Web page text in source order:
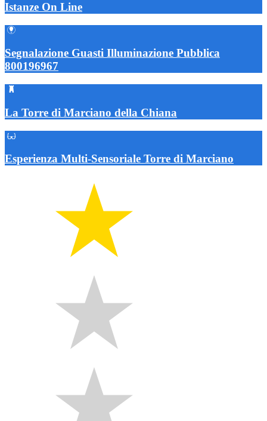
Istanze On Line
Segnalazione Guasti Illuminazione Pubblica
800196967
La Torre di Marciano della Chiana
Esperienza Multi-Sensoriale Torre di Marciano